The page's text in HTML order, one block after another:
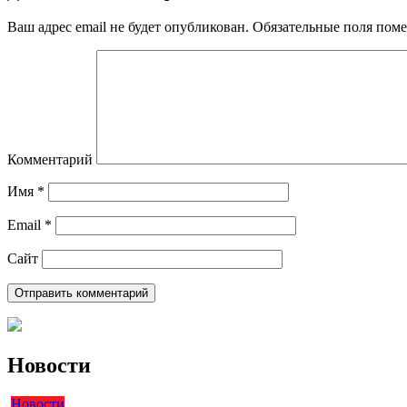
Ваш адрес email не будет опубликован. Обязательные поля
Комментарий
Имя *
Email *
Сайт
Новости
Новости